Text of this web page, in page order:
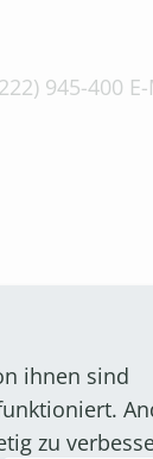
945-400
945-400
ihnen sind
zu